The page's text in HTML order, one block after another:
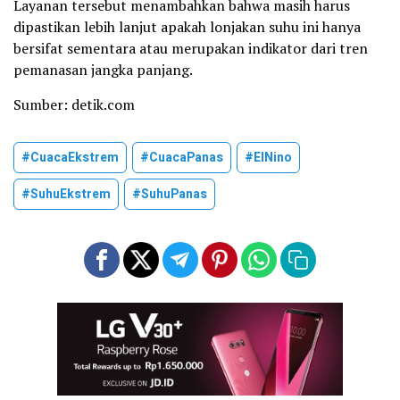
Layanan tersebut menambahkan bahwa masih harus
dipastikan lebih lanjut apakah lonjakan suhu ini hanya
bersifat sementara atau merupakan indikator dari tren
pemanasan jangka panjang.
Sumber: detik.com
#CuacaEkstrem #CuacaPanas
#ElNino
#SuhuEkstrem
#SuhuPanas